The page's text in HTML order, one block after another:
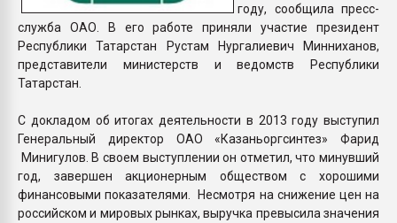
году, сообщила пресс-
служба ОАО. В его работе приняли участие президент
Республики Татарстан Рустам Нургалиевич Минниханов,
представители министерств и ведомств Республики
Татарстан.
С докладом об итогах деятельности в 2013 году выступил
Генеральный директор ОАО «Казаньоргсинтез» Фарид
Минигулов. В своем выступлении он отметил, что минувший
год, завершен акционерным обществом с хорошими
финансовыми показателями. Несмотря на снижение цен на
российском и мировых рынках, выручка превысила значения